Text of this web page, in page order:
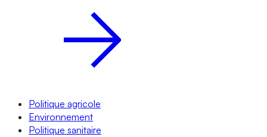
Politique agricole
Environnement
Politique sanitaire